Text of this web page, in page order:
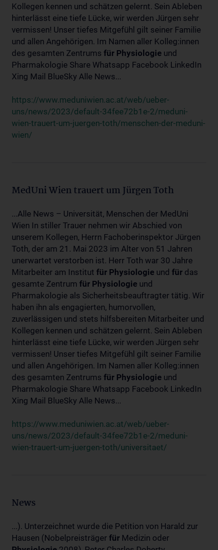
Kollegen kennen und schätzen gelernt. Sein Ableben
hinterlässt eine tiefe Lücke, wir werden Jürgen sehr
vermissen! Unser tiefes Mitgefühl gilt seiner Familie
und allen Angehörigen. Im Namen aller Kolleg:innen
des gesamten Zentrums für Physiologie und
Pharmakologie Share Whatsapp Facebook LinkedIn
Xing Mail BlueSky Alle News...
https://www.meduniwien.ac.at/web/ueber-
uns/news/2023/default-34fee72b1e-2/meduni-
wien-trauert-um-juergen-toth/menschen-der-meduni-
wien/
MedUni Wien trauert um Jürgen Toth
...Alle News – Universität, Menschen der MedUni
Wien In stiller Trauer nehmen wir Abschied von
unserem Kollegen, Herrn Fachoberinspektor Jürgen
Toth, der am 21. Mai 2023 im Alter von 51 Jahren
unerwartet verstorben ist. Herr Toth war 30 Jahre
Mitarbeiter am Institut für Physiologie und für das
gesamte Zentrum für Physiologie und
Pharmakologie als Sicherheitsbeauftragter tätig. Wir
haben ihn als engagierten, humorvollen,
zuverlässigen und stets hilfsbereiten Mitarbeiter und
Kollegen kennen und schätzen gelernt. Sein Ableben
hinterlässt eine tiefe Lücke, wir werden Jürgen sehr
vermissen! Unser tiefes Mitgefühl gilt seiner Familie
und allen Angehörigen. Im Namen aller Kolleg:innen
des gesamten Zentrums für Physiologie und
Pharmakologie Share Whatsapp Facebook LinkedIn
Xing Mail BlueSky Alle News...
https://www.meduniwien.ac.at/web/ueber-
uns/news/2023/default-34fee72b1e-2/meduni-
wien-trauert-um-juergen-toth/universitaet/
News
...). Unterzeichnet wurde die Petition von Harald zur
Hausen (Nobelpreisträger für Medizin oder